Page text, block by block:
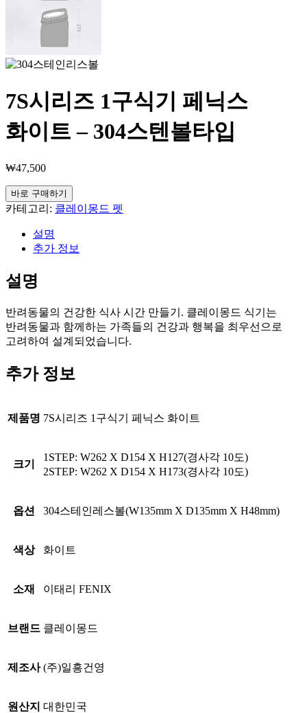
7S시리즈 1구식기 페닉스
화이트 – 304스텐볼타입
₩47,500
바로 구매하기
카테고리: 클레이몽드 펫
설명
추가 정보
설명
반려동물의 건강한 식사 시간 만들기. 클레이몽드 식기는
반려동물과 함께하는 가족들의 건강과 행복을 최우선으로
고려하여 설계되었습니다.
추가 정보
제품명 7S시리즈 1구식기 페닉스 화이트
크기
1STEP: W262 X D154 X H127(경사각 10도)
2STEP: W262 X D154 X H173(경사각 10도)
옵션 304스테인레스볼(W135mm X D135mm X H48mm)
색상 화이트
소재 이태리 FENIX
브랜드 클레이몽드
제조사 (주)일흥건영
원산지 대한민국